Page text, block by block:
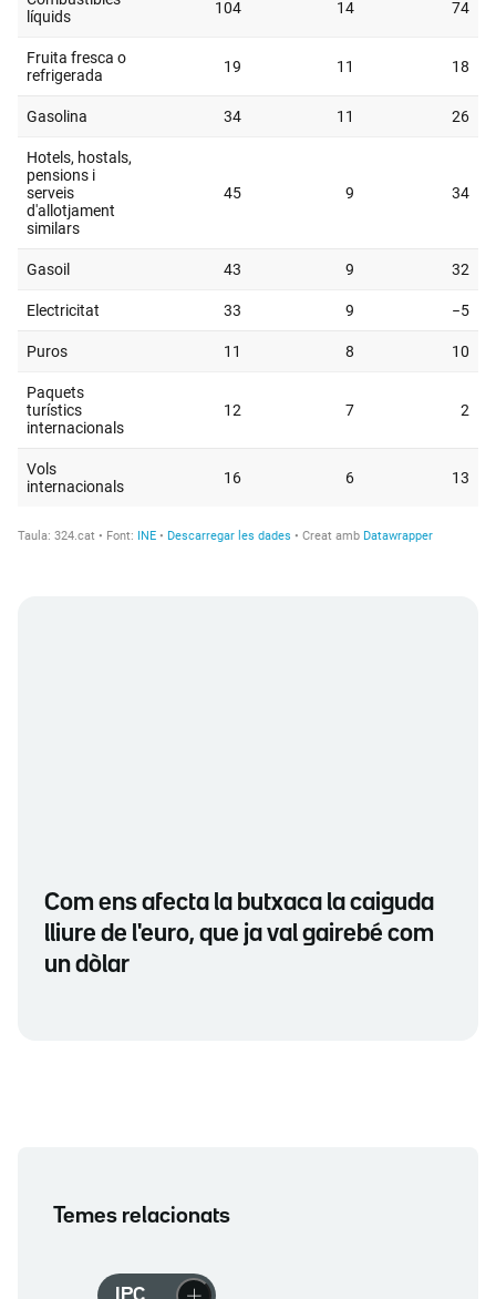
Com ens afecta la butxaca la caiguda
lliure de l'euro, que ja val gairebé com
un dòlar
Temes relacionats